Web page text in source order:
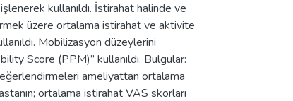
kullanıldı. İstirahat halinde ve
üzere ortalama istirahat ve aktivite
Mobilizasyon düzeylerini
Score (PPM)” kullanıldı. Bulgular:
ameliyattan ortalama
ortalama istirahat VAS skorları